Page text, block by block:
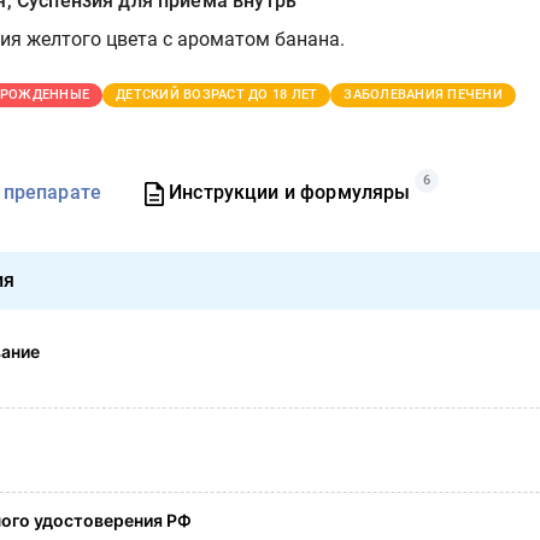
желтого цвета с ароматом банана.
ДЕТСКИЙ ВОЗРАСТ ДО 18 ЛЕТ
ЗАБОЛЕВАНИЯ ПЕЧЕНИ
Инструкции и формуляры
6
удостоверения РФ